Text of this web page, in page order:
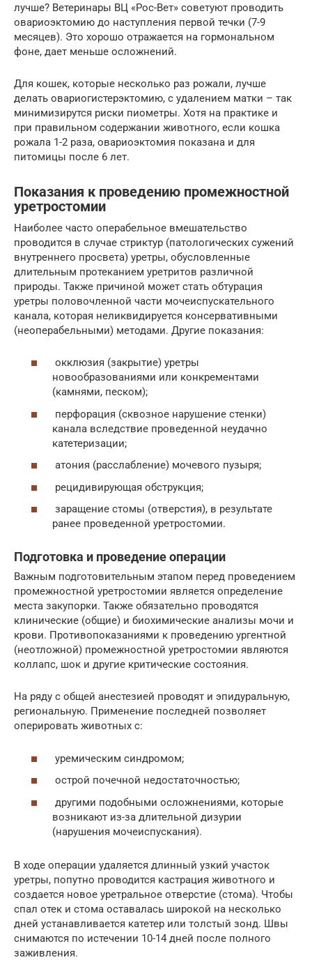
лучше? Ветеринары ВЦ «Рос-Вет» советуют проводить
овариоэктомию до наступления первой течки (7-9
месяцев). Это хорошо отражается на гормональном
фоне, дает меньше осложнений.
Для кошек, которые несколько раз рожали, лучше
делать овариогистерэктомию, с удалением матки – так
минимизирутся риски пиометры. Хотя на практике и
при правильном содержании животного, если кошка
рожала 1-2 раза, овариоэктомия показана и для
питомицы после 6 лет.
Показания к проведению промежностной
уретростомии
Наиболее часто операбельное вмешательство
проводится в случае стриктур (патологических сужений
внутреннего просвета) уретры, обусловленные
длительным протеканием уретритов различной
природы. Также причиной может стать обтурация
уретры половочленной части мочеиспускательного
канала, которая неликвидируется консервативными
(неоперабельными) методами. Другие показания:
окклюзия (закрытие) уретры
новообразованиями или конкрементами
(камнями, песком);
перфорация (сквозное нарушение стенки)
канала вследствие проведенной неудачно
катетеризации;
атония (расслабление) мочевого пузыря;
рецидивирующая обструкция;
заращение стомы (отверстия), в результате
ранее проведенной уретростомии.
Подготовка и проведение операции
Важным подготовительным этапом перед проведением
промежностной уретростомии является определение
места закупорки. Также обязательно проводятся
клинические (общие) и биохимические анализы мочи и
крови. Противопоказаниями к проведению ургентной
(неотложной) промежностной уретростомии являются
коллапс, шок и другие критические состояния.
На ряду с общей анестезией проводят и эпидуральную,
региональную. Применение последней позволяет
оперировать животных с:
уремическим синдромом;
острой почечной недостаточностью;
другими подобными осложнениями, которые
возникают из-за длительной дизурии
(нарушения мочеиспускания).
В ходе операции удаляется длинный узкий участок
уретры, попутно проводится кастрация животного и
создается новое уретральное отверстие (стома). Чтобы
спал отек и стома оставалась широкой на несколько
дней устанавливается катетер или толстый зонд. Швы
снимаются по истечении 10-14 дней после полного
заживления.